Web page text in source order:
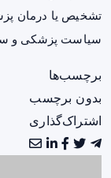
تشخیص یا درمان
سیاست پزشکی و
برچسب‌ها
بدون برچسب
اشتراک‌گذاری